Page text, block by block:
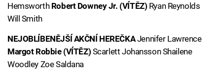
Hemsworth Robert Downey Jr. (VÍTĚZ) Ryan Reynolds
Will Smith
NEJOBLÍBENĚJŠÍ AKČNÍ HEREČKAJennifer Lawrence
Margot Robbie (VÍTĚZ) Scarlett Johansson Shailene
Woodley Zoe Saldana